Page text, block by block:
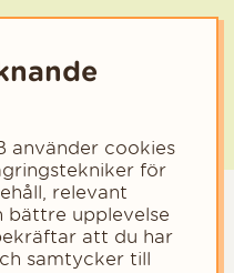
använder cookies
för
relevant
bättre upplevelse
att du har
samtycker till